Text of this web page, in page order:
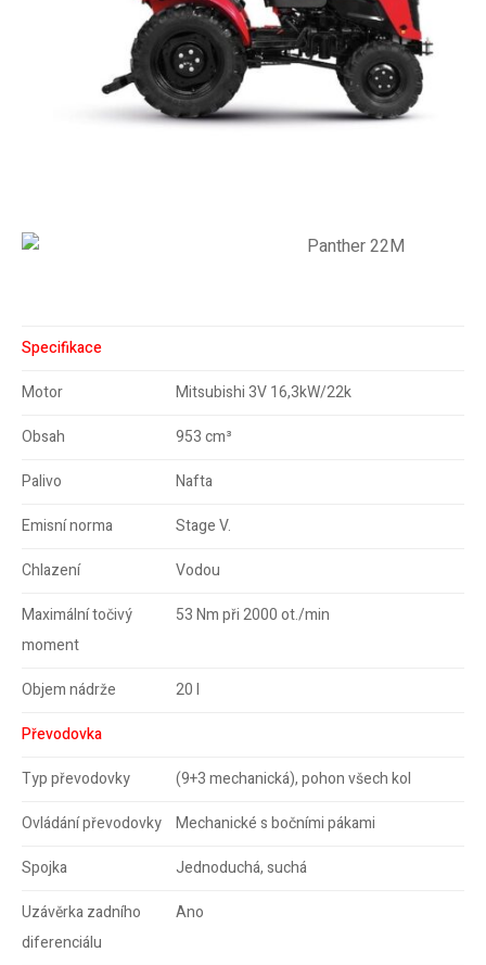
Specifikace
Motor
Mitsubishi 3V 16,3kW/22k
Obsah
953 cm³
Palivo
Nafta
Emisní norma
Stage V.
Chlazení
Vodou
Maximální točivý
moment
53 Nm při 2000 ot./min
Objem nádrže
20 l
Převodovka
Typ převodovky
(9+3 mechanická), pohon všech kol
Ovládání převodovky
Mechanické s bočními pákami
Spojka
Jednoduchá, suchá
Uzávěrka zadního
diferenciálu
Ano